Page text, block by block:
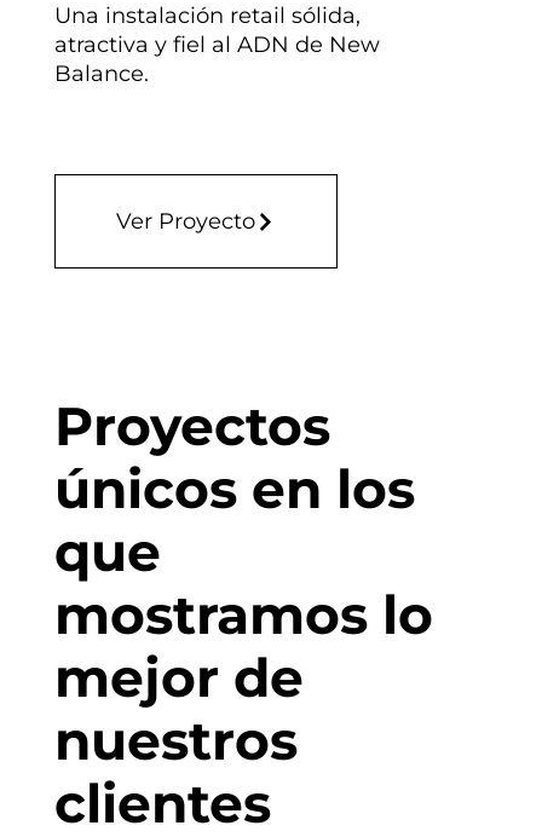
Una instalación retail sólida,
atractiva y fiel al ADN de New
Balance.
Ver Proyecto
Proyectos
únicos en los
que
mostramos lo
mejor de
nuestros
clientes